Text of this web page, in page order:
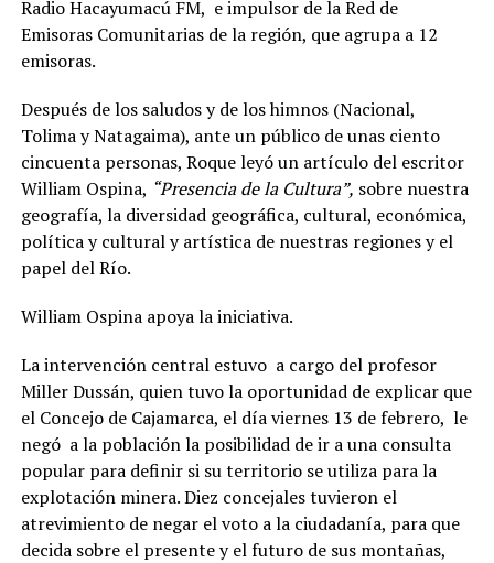
Radio Hacayumacú FM, e impulsor de la Red de
Emisoras Comunitarias de la región, que agrupa a 12
emisoras.
Después de los saludos y de los himnos (Nacional,
Tolima y Natagaima), ante un público de unas ciento
cincuenta personas, Roque leyó un artículo del escritor
William Ospina, “Presencia de la Cultura”, sobre nuestra
geografía, la diversidad geográfica, cultural, económica,
política y cultural y artística de nuestras regiones y el
papel del Río.
William Ospina apoya la iniciativa.
La intervención central estuvo a cargo del profesor
Miller Dussán, quien tuvo la oportunidad de explicar que
el Concejo de Cajamarca, el día viernes 13 de febrero, le
negó a la población la posibilidad de ir a una consulta
popular para definir si su territorio se utiliza para la
explotación minera. Diez concejales tuvieron el
atrevimiento de negar el voto a la ciudadanía, para que
decida sobre el presente y el futuro de sus montañas,